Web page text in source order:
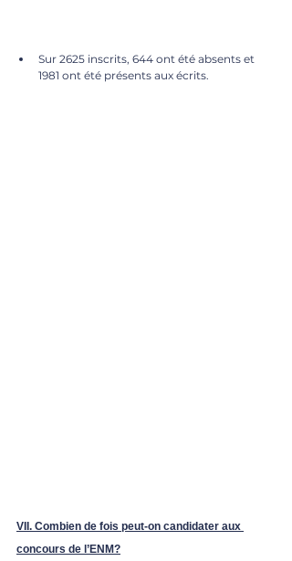
Sur 2625 inscrits, 644 ont été absents et
1981 ont été présents aux écrits.
VII. Combien de fois peut-on candidater aux
concours de l’ENM?